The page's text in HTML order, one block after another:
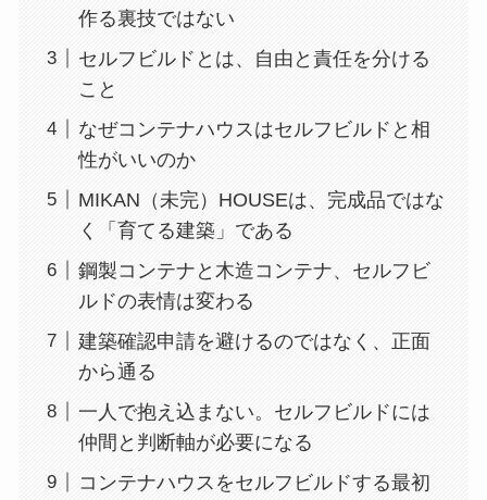
作る裏技ではない
セルフビルドとは、自由と責任を分ける
こと
なぜコンテナハウスはセルフビルドと相
性がいいのか
MIKAN（未完）HOUSEは、完成品ではな
く「育てる建築」である
鋼製コンテナと木造コンテナ、セルフビ
ルドの表情は変わる
建築確認申請を避けるのではなく、正面
から通る
一人で抱え込まない。セルフビルドには
仲間と判断軸が必要になる
コンテナハウスをセルフビルドする最初